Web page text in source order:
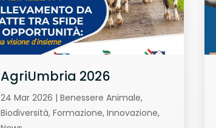
AgriUmbria 2026
24 Mar 2026 | Benessere Animale,
Biodiversità, Formazione, Innovazione,